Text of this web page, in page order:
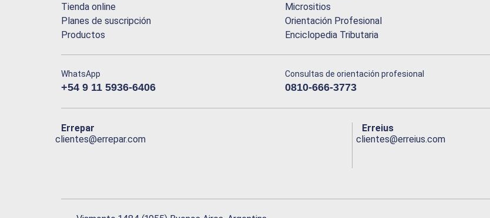
Tienda online
Planes de suscripción
Productos
Micrositios
Orientación Profesional
Enciclopedia Tributaria
WhatsApp
+54 9 11 5936-6406
Consultas de orientación profesional
0810-666-3773
Errepar
clientes@errepar.com
Erreius
clientes@erreius.com